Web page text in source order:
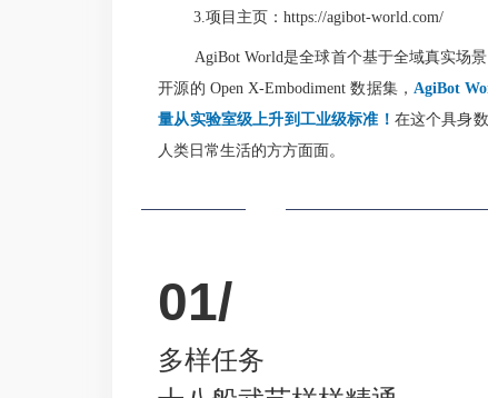
3.项目主页：https://agibot-world.com/
AgiBot World是全球首个基于全域真实场
开源的 Open X-Embodiment 数据集， AgiBot
量从实验室级上升到工业级标准！ 在这个具身
人类日常生活的方方面面。
01/
多样任务